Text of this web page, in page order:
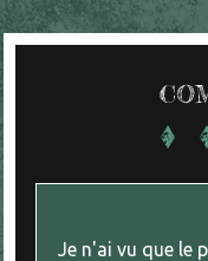
Je n'ai vu que le